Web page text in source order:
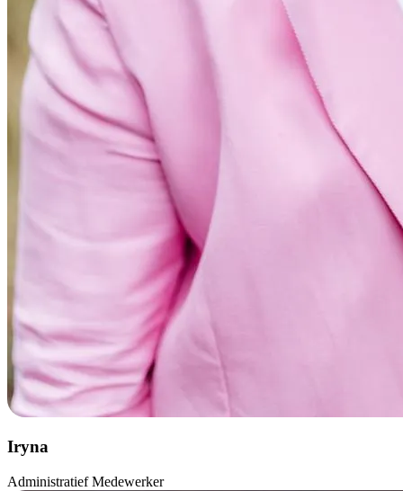
Iryna
Administratief Medewerker